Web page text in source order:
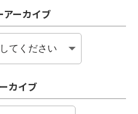
アーカイブ
カイブ